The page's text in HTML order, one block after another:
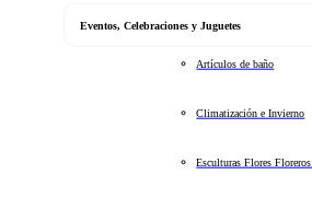
Eventos, Celebraciones y Juguetes
Artículos de baño
Climatización e Invierno
Esculturas Flores